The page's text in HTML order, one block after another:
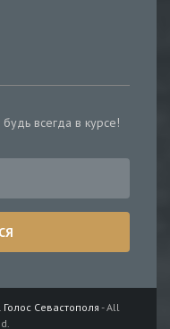
всегда в курсе!
Голос Севастополя - All